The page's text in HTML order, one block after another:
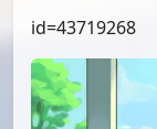
id=43719268